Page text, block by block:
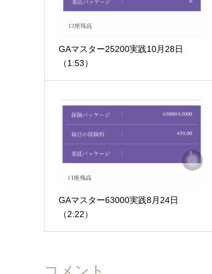
GAマスター25200実践10月28日
（1:53）
GAマスター63000実践8月24日
（2:22）
コメント